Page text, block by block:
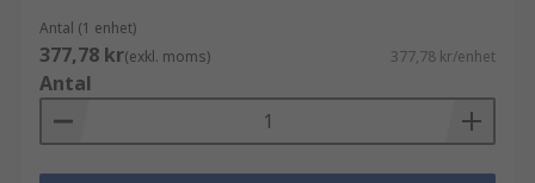
Antal (1 enhet)
377,78 kr(exkl. moms) 377,78 kr/enhet
Antal